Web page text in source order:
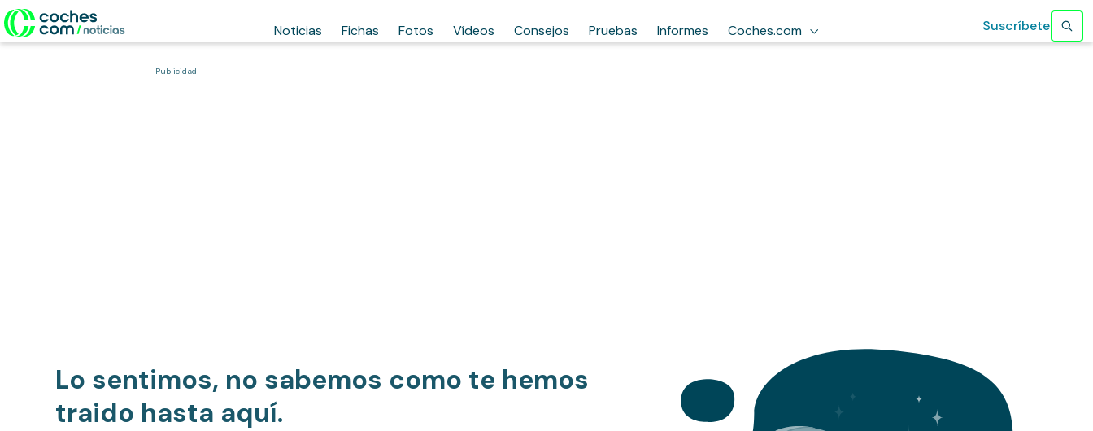
Noticias Fichas Fotos Vídeos Consejos Pruebas Informes Coches.com Suscríbete
Publicidad
Lo sentimos, no sabemos como te hemos
traido hasta aquí.